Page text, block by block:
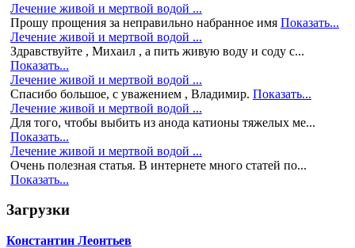
Лечение живой и мертвой водой ...
Прошу прощения за неправильно набранное имя Показать...
Лечение живой и мертвой водой ...
Здравствуйте , Михаил , а пить живую воду и соду с...
Показать...
Лечение живой и мертвой водой ...
Спасибо большое, с уважением , Владимир. Показать...
Лечение живой и мертвой водой ...
Для того, чтобы выбить из анода катионы тяжелых ме...
Показать...
Лечение живой и мертвой водой ...
Очень полезная статья. В интернете много статей по...
Показать...
Загрузки
Константин Леонтьев